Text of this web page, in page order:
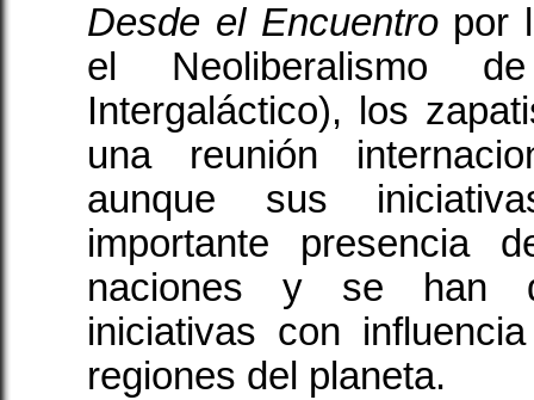
Desde el Encuentropor
el Neoliberalismo
Intergaláctico), los
una reunión
aunque sus
importante presencia
naciones y se han
iniciativas con
regiones del planeta.